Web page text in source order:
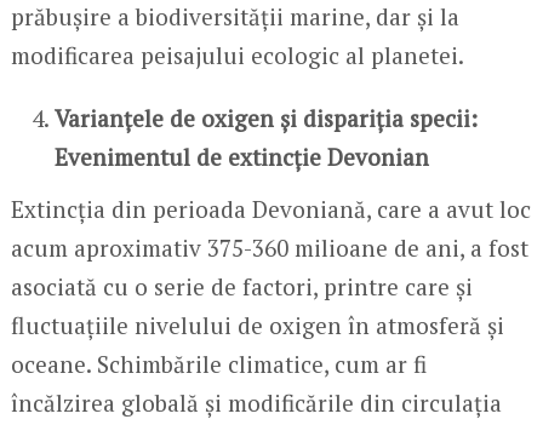
prăbușire a biodiversității marine, dar și la
modificarea peisajului ecologic al planetei.
Varianțele de oxigen și dispariția specii:
Evenimentul de extincție Devonian
Extincția din perioada Devoniană, care a avut loc
acum aproximativ 375-360 milioane de ani, a fost
asociată cu o serie de factori, printre care și
fluctuațiile nivelului de oxigen în atmosferă și
oceane. Schimbările climatice, cum ar fi
încălzirea globală și modificările din circulația